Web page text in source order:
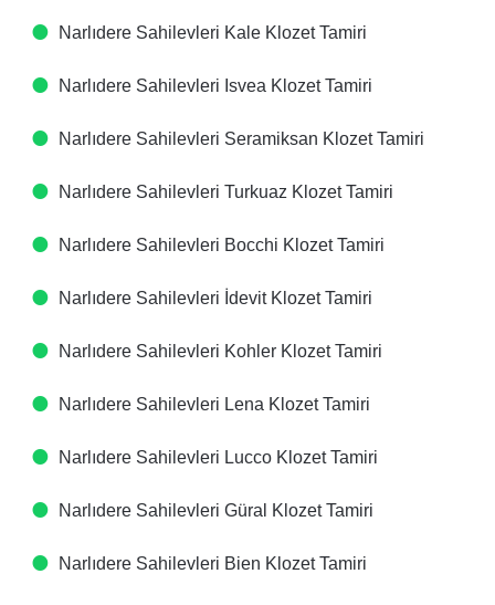
Narlıdere Sahilevleri Kale Klozet Tamiri
Narlıdere Sahilevleri Isvea Klozet Tamiri
Narlıdere Sahilevleri Seramiksan Klozet Tamiri
Narlıdere Sahilevleri Turkuaz Klozet Tamiri
Narlıdere Sahilevleri Bocchi Klozet Tamiri
Narlıdere Sahilevleri İdevit Klozet Tamiri
Narlıdere Sahilevleri Kohler Klozet Tamiri
Narlıdere Sahilevleri Lena Klozet Tamiri
Narlıdere Sahilevleri Lucco Klozet Tamiri
Narlıdere Sahilevleri Güral Klozet Tamiri
Narlıdere Sahilevleri Bien Klozet Tamiri